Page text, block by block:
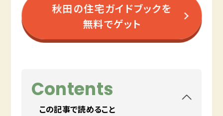
秋田の住宅ガイドブックを
無料でゲット
Contents
この記事で読めること